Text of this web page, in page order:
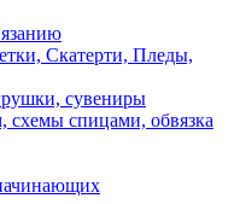
Скатерти, Пледы,
сувениры
спицами, обвязка